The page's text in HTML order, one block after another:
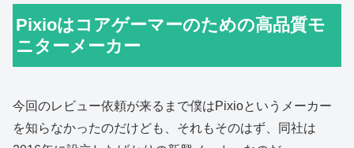
Pixioはコアゲーマーのための高品質モ
ニターメーカー
今回のレビュー依頼が来るまで僕はPixioというメーカー
を知らなかったのだけども、それもそのはず、同社は